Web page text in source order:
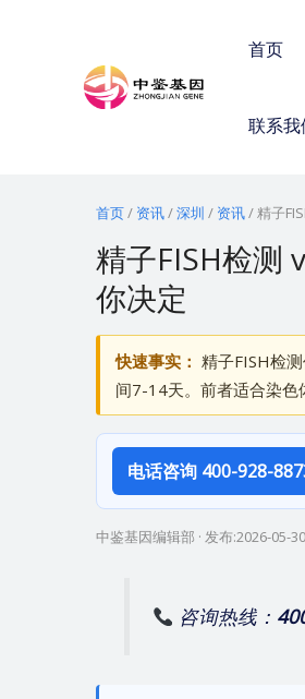
首页
联系我
首页/ 资讯/深圳 / 资讯/精子
精子FISH检测
你决定
快速事实： 精子FISH检
间7-14天。前者适合染色
电话咨询 400-928-
中鉴基因编辑部 · 发布:2026-05-30
咨询热线：